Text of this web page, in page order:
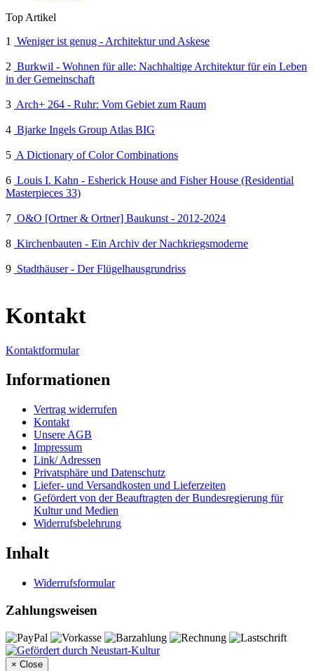
Top Artikel
1
Weniger ist genug - Architektur und Askese
2 Burkwil - Wohnen für alle: Nachhaltige Architektur für ein Leben
in der Gemeinschaft
3 Arch+ 264 - Ruhr: Vom Gebiet zum Raum
4 Bjarke Ingels Group Atlas BIG
5 A Dictionary of Color Combinations
6 Louis I. Kahn - Esherick House and Fisher House (Residential
Masterpieces 33)
7 O&O [Ortner & Ortner] Baukunst - 2012-2024
8 Kirchenbauten - Ein Archiv der Nachkriegsmoderne
9 Stadthäuser - Der Flügelhausgrundriss
Kontakt
Kontaktformular
Informationen
Vertrag widerrufen
Kontakt
Unsere AGB
Impressum
Link/ Adressen
Privatsphäre und Datenschutz
Liefer- und Versandkosten und Lieferzeiten
Gefördert von der Beauftragten der Bundesregierung für
Kultur und Medien
Widerrufsbelehrung
Inhalt
Widerrufsformular
Zahlungsweisen
× Close